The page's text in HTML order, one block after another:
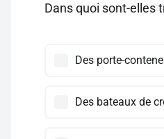
Dans quoi sont-elles
Des porte-
Des bateaux de